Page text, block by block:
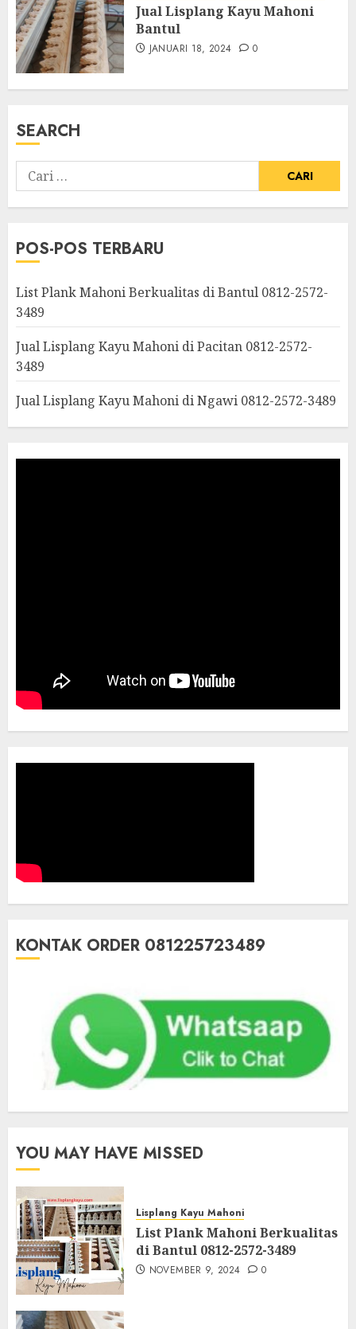
Jual Lisplang Kayu Mahoni
Bantul
JANUARI 18, 2024 0
SEARCH
POS-POS TERBARU
List Plank Mahoni Berkualitas di Bantul 0812-2572-
3489
Jual Lisplang Kayu Mahoni di Pacitan 0812-2572-
3489
Jual Lisplang Kayu Mahoni di Ngawi 0812-2572-3489
KONTAK ORDER 081225723489
YOU MAY HAVE MISSED
Lisplang Kayu Mahoni
List Plank Mahoni Berkualitas
di Bantul 0812-2572-3489
NOVEMBER 9, 2024 0